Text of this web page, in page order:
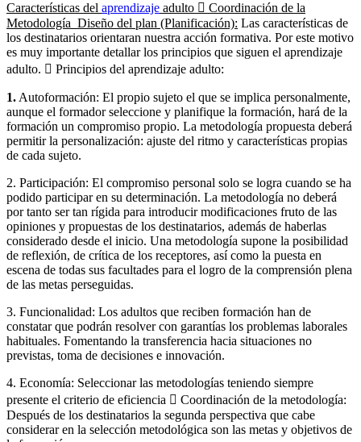
Características del aprendizaje adulto  Coordinación de la
Metodología Diseño del plan (Planificación): Las características de
los destinatarios orientaran nuestra acción formativa. Por este motivo
es muy importante detallar los principios que siguen el aprendizaje
adulto.  Principios del aprendizaje adulto:
1. Autoformación: El propio sujeto el que se implica personalmente,
aunque el formador seleccione y planifique la formación, hará de la
formación un compromiso propio. La metodología propuesta deberá
permitir la personalización: ajuste del ritmo y características propias
de cada sujeto.
2. Participación: El compromiso personal solo se logra cuando se ha
podido participar en su determinación. La metodología no deberá
por tanto ser tan rígida para introducir modificaciones fruto de las
opiniones y propuestas de los destinatarios, además de haberlas
considerado desde el inicio. Una metodología supone la posibilidad
de reflexión, de crítica de los receptores, así como la puesta en
escena de todas sus facultades para el logro de la comprensión plena
de las metas perseguidas.
3. Funcionalidad: Los adultos que reciben formación han de
constatar que podrán resolver con garantías los problemas laborales
habituales. Fomentando la transferencia hacia situaciones no
previstas, toma de decisiones e innovación.
4. Economía: Seleccionar las metodologías teniendo siempre
presente el criterio de eficiencia  Coordinación de la metodología:
Después de los destinatarios la segunda perspectiva que cabe
considerar en la selección metodológica son las metas y objetivos de